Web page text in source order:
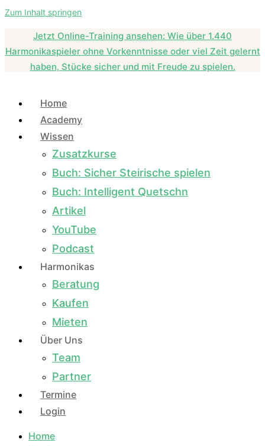
Zum Inhalt springen
Jetzt Online-Training ansehen: Wie über 1.440
Harmonikaspieler ohne Vorkenntnisse oder viel Zeit gelernt
haben, Stücke sicher und mit Freude zu spielen.
Home
Academy
Wissen
Zusatzkurse
Buch: Sicher Steirische spielen
Buch: Intelligent Quetschn
Artikel
YouTube
Podcast
Harmonikas
Beratung
Kaufen
Mieten
Über Uns
Team
Partner
Termine
Login
Home